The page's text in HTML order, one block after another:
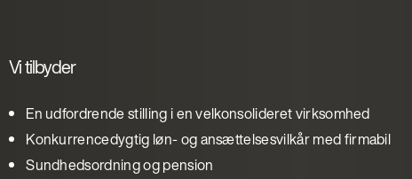
Vi tilbyder
En udfordrende stilling i en velkonsolideret virksomhed
Konkurrencedygtig løn- og ansættelsesvilkår med firmabil
Sundhedsordning og pension